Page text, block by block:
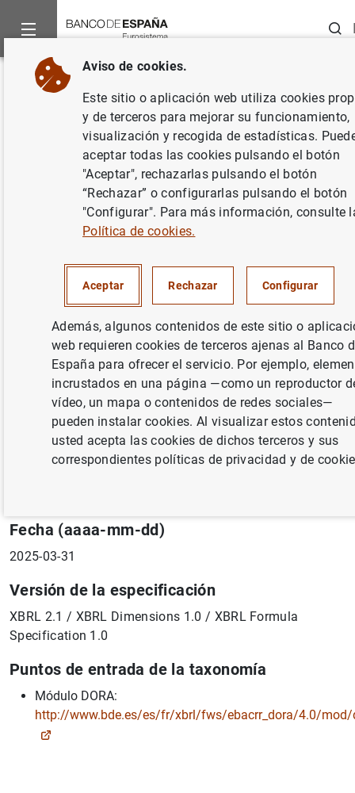
Inicio Punto de Información
Volver
Registros de información (DORA
Disponible para declaraciones desde 2025-03
Ámbito de aplicación y objetivo de la
taxonomía
Reglamento de Ejecución (UE) 2024/2956 de la
Comisión, de 29 de noviembre de 2024, por el que se
establecen normas técnicas de ejecución para la
aplicación del Reglamento (UE) 2022/2554 del
Parlamento Europeo y del Consejo en lo que respecta a
las plantillas normalizadas para el registro de
información.
Propietario
Fecha (aaaa-mm-dd)
2025-03-31
Versión de la especificación
XBRL 2.1 / XBRL Dimensions 1.0 / XBRL Formula
Specification 1.0
Puntos de entrada de la taxonomía
Módulo DORA:
http://www.bde.es/es/fr/xbrl/fws/ebacrr_dora/4.0/mod/
Aviso de cookies.
Este sitio o aplicación web utiliza cookies
y de terceros para mejorar su funcionamiento,
visualización y recogida de estadísticas.
aceptar todas las cookies pulsando el botón
"Aceptar", rechazarlas pulsando el botón
“Rechazar” o configurarlas pulsando el botón
"Configurar". Para más información, consulte
Política de cookies.
Aceptar Rechazar Configurar
Además, algunos contenidos de este sitio o
web requieren cookies de terceros ajenas al Banco
España para ofrecer el servicio. Por ejemplo,
incrustados en una página —como un reproductor
vídeo, un mapa o contenidos de redes sociales—
pueden instalar cookies. Al visualizar estos
usted acepta las cookies de dichos terceros y sus
correspondientes políticas de privacidad y de